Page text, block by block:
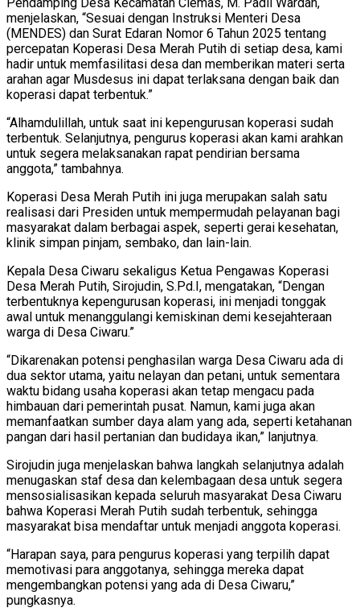
menjelaskan, “Sesuai dengan Instruksi Menteri Desa
(MENDES) dan Surat Edaran Nomor 6 Tahun 2025 tentang
percepatan Koperasi Desa Merah Putih di setiap desa, kami
hadir untuk memfasilitasi desa dan memberikan materi serta
arahan agar Musdesus ini dapat terlaksana dengan baik dan
koperasi dapat terbentuk.”
“Alhamdulillah, untuk saat ini kepengurusan koperasi sudah
terbentuk. Selanjutnya, pengurus koperasi akan kami arahkan
untuk segera melaksanakan rapat pendirian bersama
anggota,” tambahnya.
Koperasi Desa Merah Putih ini juga merupakan salah satu
realisasi dari Presiden untuk mempermudah pelayanan bagi
masyarakat dalam berbagai aspek, seperti gerai kesehatan,
klinik simpan pinjam, sembako, dan lain-lain.
Kepala Desa Ciwaru sekaligus Ketua Pengawas Koperasi
Desa Merah Putih, Sirojudin, S.Pd.I, mengatakan, “Dengan
terbentuknya kepengurusan koperasi, ini menjadi tonggak
awal untuk menanggulangi kemiskinan demi kesejahteraan
warga di Desa Ciwaru.”
“Dikarenakan potensi penghasilan warga Desa Ciwaru ada di
dua sektor utama, yaitu nelayan dan petani, untuk sementara
waktu bidang usaha koperasi akan tetap mengacu pada
himbauan dari pemerintah pusat. Namun, kami juga akan
memanfaatkan sumber daya alam yang ada, seperti ketahanan
pangan dari hasil pertanian dan budidaya ikan,” lanjutnya.
Sirojudin juga menjelaskan bahwa langkah selanjutnya adalah
menugaskan staf desa dan kelembagaan desa untuk segera
mensosialisasikan kepada seluruh masyarakat Desa Ciwaru
bahwa Koperasi Merah Putih sudah terbentuk, sehingga
masyarakat bisa mendaftar untuk menjadi anggota koperasi.
“Harapan saya, para pengurus koperasi yang terpilih dapat
memotivasi para anggotanya, sehingga mereka dapat
mengembangkan potensi yang ada di Desa Ciwaru,”
pungkasnya.